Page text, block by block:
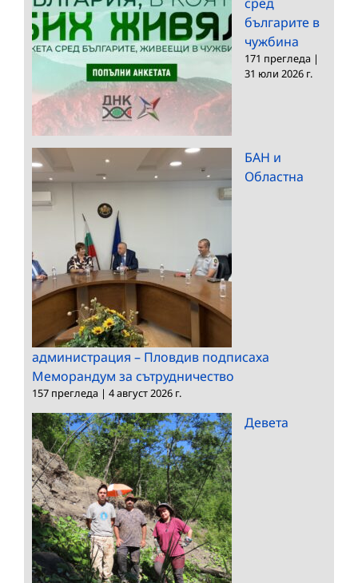
българите в
чужбина
171 прегледа |
31 юли 2026 г.
БАН и
Областна
администрация – Пловдив подписаха
Меморандум за сътрудничество
157 прегледа | 4 август 2026 г.
Девета